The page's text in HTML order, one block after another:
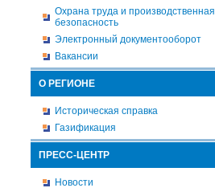
Охрана труда и производственная
безопасность
Электронный документооборот
Вакансии
О РЕГИОНЕ
Историческая справка
Газификация
ПРЕСС-ЦЕНТР
Новости